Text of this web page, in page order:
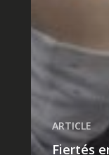
ARTICLE
Fiertés